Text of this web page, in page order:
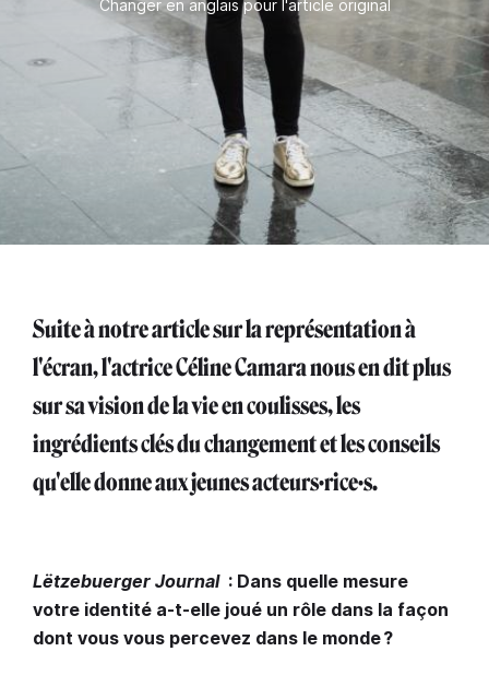
Changer en anglais pour l'article original
Suite à notre article sur la représentation à
l'écran, l'actrice Céline Camara nous en dit plus
sur sa vision de la vie en coulisses, les
ingrédients clés du changement et les conseils
qu'elle donne aux jeunes acteurs·rice·s.
Lëtzebuerger Journal : Dans quelle mesure
votre identité a-t-elle joué un rôle dans la façon
dont vous vous percevez dans le monde ?